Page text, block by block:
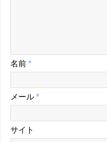
名前 *
メール *
サイト